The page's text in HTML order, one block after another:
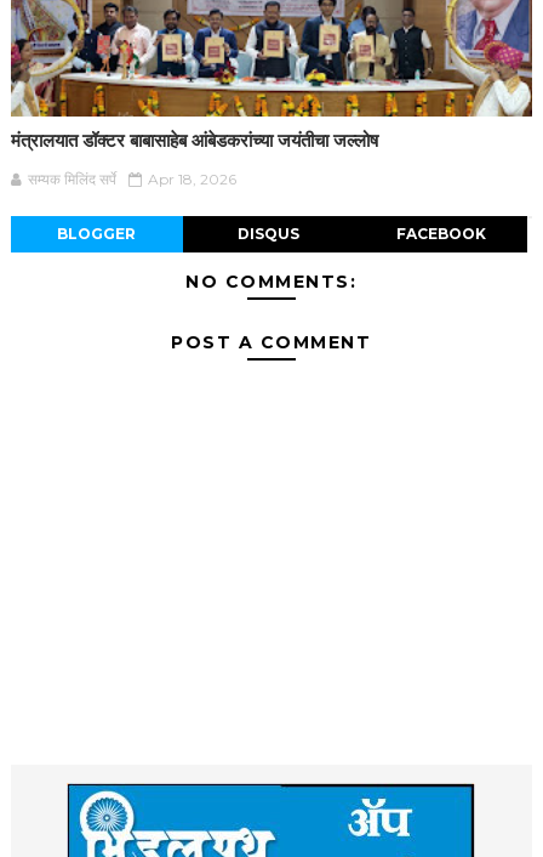
मंत्रालयात डॉक्टर बाबासाहेब आंबेडकरांच्या जयंतीचा जल्लोष
सम्यक मिलिंद सर्पे Apr 18, 2026
BLOGGER DISQUS FACEBOOK
NO COMMENTS:
POST A COMMENT